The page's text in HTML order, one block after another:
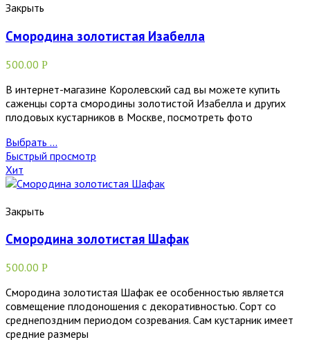
Закрыть
Смородина золотистая Изабелла
500.00 Р
В интернет-магазине Королевский сад вы можете купить
саженцы сорта смородины золотистой Изабелла и других
плодовых кустарников в Москве, посмотреть фото
Выбрать ...
Быстрый просмотр
Хит
Закрыть
Смородина золотистая Шафак
500.00 Р
Смородина золотистая Шафак ее особенностью является
совмещение плодоношения с декоративностью. Сорт со
среднепоздним периодом созревания. Сам кустарник имеет
средние размеры